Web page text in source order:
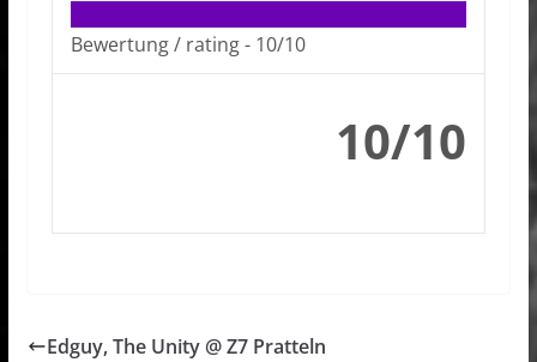
Bewertung / rating - 10/10
10/10
Edguy, The Unity @ Z7 Pratteln